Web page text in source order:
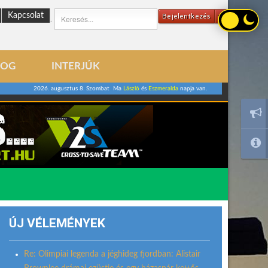
Bejelentkezés
Kapcsolat
INTERJÚK
2026. augusztus 8. Szombat Ma Lászlóés Eszmeraldanapja van.
ÚJ VÉLEMÉNYEK
Re: Olimpiai legenda a jéghideg fjordban: Alistair